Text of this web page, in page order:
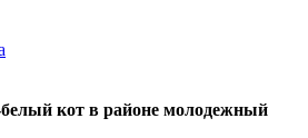
кот в районе молодежный